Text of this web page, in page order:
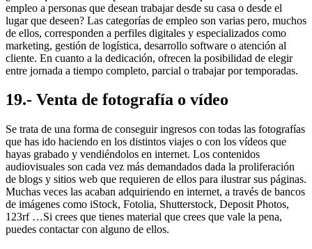
empleo a personas que desean trabajar desde su casa o desde el
lugar que deseen? Las categorías de empleo son varias pero, muchos
de ellos, corresponden a perfiles digitales y especializados como
marketing, gestión de logística, desarrollo software o atención al
cliente. En cuanto a la dedicación, ofrecen la posibilidad de elegir
entre jornada a tiempo completo, parcial o trabajar por temporadas.
19.- Venta de fotografía o vídeo
Se trata de una forma de conseguir ingresos con todas las fotografías
que has ido haciendo en los distintos viajes o con los vídeos que
hayas grabado y vendiéndolos en internet. Los contenidos
audiovisuales son cada vez más demandados dada la proliferación
de blogs y sitios web que requieren de ellos para ilustrar sus páginas.
Muchas veces las acaban adquiriendo en internet, a través de bancos
de imágenes como iStock, Fotolia, Shutterstock, Deposit Photos,
123rf …Si crees que tienes material que crees que vale la pena,
puedes contactar con alguno de ellos.